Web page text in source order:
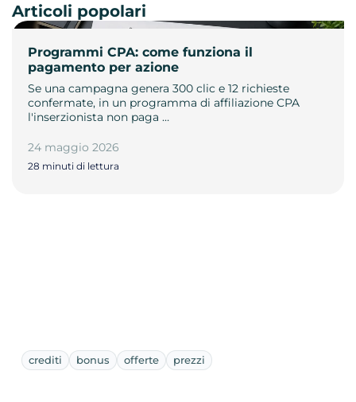
Programmi CPA: come funziona il
pagamento per azione
Se una campagna genera 300 clic e 12 richieste
confermate, in un programma di affiliazione CPA
l'inserzionista non paga …
24 maggio 2026
28 minuti di lettura
Articoli popolari
crediti bonus offerte prezzi